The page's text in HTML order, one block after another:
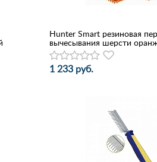
Hunter Smart резиновая
вычесывания шерсти
1 233 руб.